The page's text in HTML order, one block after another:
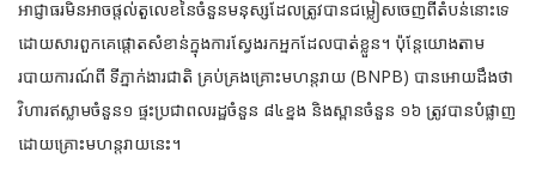
អាជ្ញាធរមិនអាចផ្តល់តួលេខនៃចំនួនមនុស្សដែល​ត្រូវបានជម្លៀសចេញ​ពីតំបន់​នោះ​ទេ
ដោយសារ​ពួកគេផ្តោតសំខាន់ក្នុងការស្វែងរកអ្នកដែលបាត់ខ្លួន។ ប៉ុន្តែយោងតាម
របាយការណ៍ពី ទីភ្នាក់ងារ​ជាតិ គ្រប់គ្រងគ្រោះមហន្តរាយ (BNPB) បាន​អោយដឹងថា
វិហារឥស្លាមចំនួន១ ផ្ទះប្រជាពល​រដ្ឋ​ចំនួន ៨៤ខ្នង និង​ស្ពាន​ចំនួន ១៦ ត្រូវបានបំផ្លាញ
ដោយគ្រោះមហន្ត​រាយនេះ។